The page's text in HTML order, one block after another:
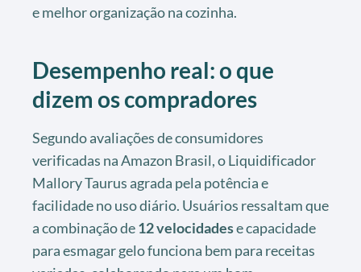
e melhor organização na cozinha.
Desempenho real: o que
dizem os compradores
Segundo avaliações de consumidores
verificadas na Amazon Brasil, o Liquidificador
Mallory Taurus agrada pela potência e
facilidade no uso diário. Usuários ressaltam que
a combinação de12 velocidadese capacidade
para esmagar gelo funciona bem para receitas